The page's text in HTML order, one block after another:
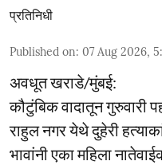
प्रतिनिधी
Published on: 07 Aug 2026,
अवधूत खराडे/मुंबई:
कौटुंबिक वादातून गुरुवारी
राहुल नगर येथे दुहेरी
भावांनी एका महिला